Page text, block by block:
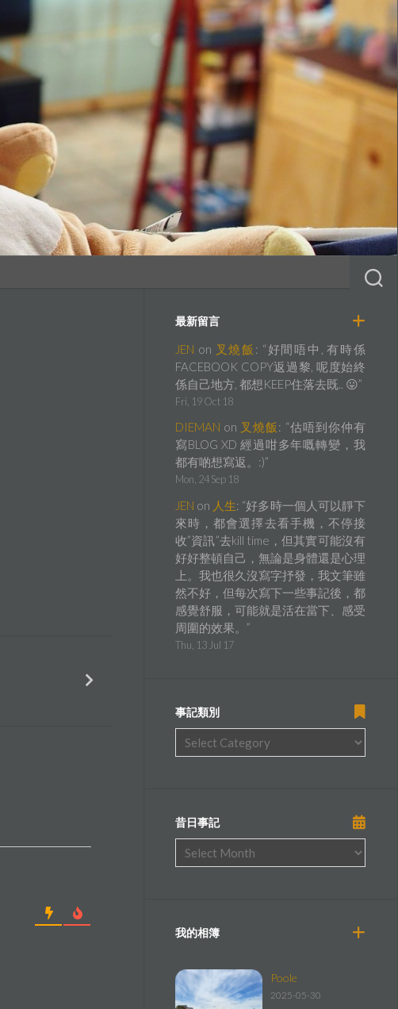
最新留言
JEN on 叉燒飯 : “好間唔中, 有時係
FACEBOOK COPY返過黎, 呢度始終
係自己地方, 都想KEEP住落去既.. 😛”
Fri, 19 Oct 18
DIEMAN on 叉燒飯 : “估唔到你仲有
寫BLOG XD 經過咁多年嘅轉變，我
都有啲想寫返。:)”
Mon, 24 Sep 18
JEN on 人生: “好多時一個人可以靜下
來時，都會選擇去看手機，不停接
收”資訊”去kill time，但其實可能沒有
好好整頓自己，無論是身體還是心理
上。我也很久沒寫字抒發，我文筆雖
然不好，但每次寫下一些事記後，都
感覺舒服，可能就是活在當下、感受
周圍的效果。 ”
Thu, 13 Jul 17
事記類別
昔日事記
我的相簿
Poole
2025-05-30